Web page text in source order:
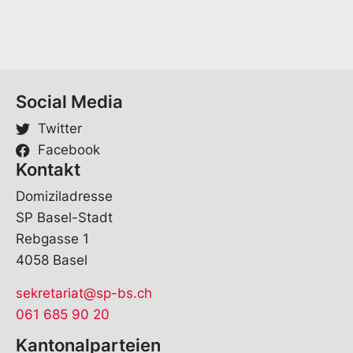
Social Media
Twitter
Facebook
Kontakt
Domiziladresse
SP Basel-Stadt
Rebgasse 1
4058 Basel
sekretariat@sp-bs.ch
061 685 90 20
Kantonalparteien